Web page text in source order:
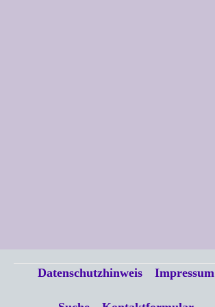
Datenschutzhinweis Impressum